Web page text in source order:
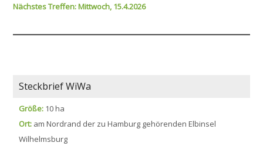
Nächstes Treffen: Mittwoch, 15.4.2026
Steckbrief WiWa
Größe: 10 ha
Ort: am Nordrand der zu Hamburg gehörenden Elbinsel
Wilhelmsburg